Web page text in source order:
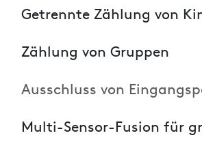
Getrennte Zählung von
Zählung von Gruppen
Ausschluss von
Multi-Sensor-Fusion für